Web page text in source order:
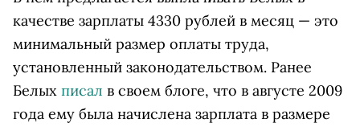
качестве зарплаты 4330 рублей в месяц — это
минимальный размер оплаты труда,
установленный законодательством. Ранее
Белых писал в своем блоге, что в августе 2009
года ему была начислена зарплата в размере